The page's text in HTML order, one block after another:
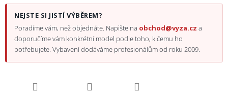
NEJSTE SI JISTÍ VÝBĚREM?
Poradíme vám, než objednáte. Napište na obchod@vyza.cz a
doporučíme vám konkrétní model podle toho, k čemu ho
potřebujete. Vybavení dodáváme profesionálům od roku 2009.